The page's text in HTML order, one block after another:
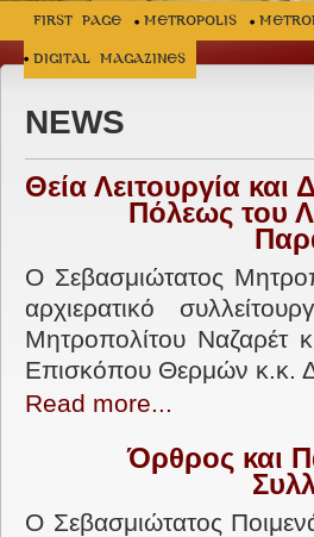
FIRST PAGE METROPOLIS
Digital Magazines
NEWS
Θεία Λειτουργία και
Πόλεως του
Ο Σεβασμιώτατος
αρχιερατικό
Μητροπολίτου Ναζαρέτ
Επισκόπου Θερμών κ.κ.
Read more...
Όρθρος και
Ο Σεβασμιώτατος